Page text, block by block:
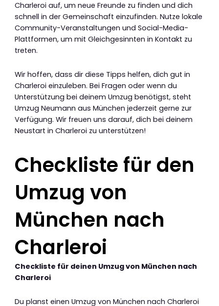
Charleroi auf, um neue Freunde zu finden und dich
schnell in der Gemeinschaft einzufinden. Nutze lokale
Community-Veranstaltungen und Social-Media-
Plattformen, um mit Gleichgesinnten in Kontakt zu
treten.
Wir hoffen, dass dir diese Tipps helfen, dich gut in
Charleroi einzuleben. Bei Fragen oder wenn du
Unterstützung bei deinem Umzug benötigst, steht
Umzug Neumann aus München jederzeit gerne zur
Verfügung. Wir freuen uns darauf, dich bei deinem
Neustart in Charleroi zu unterstützen!
Checkliste für den
Umzug von
München nach
Charleroi
Checkliste für deinen Umzug von München nach
Charleroi
Du planst einen Umzug von München nach Charleroi